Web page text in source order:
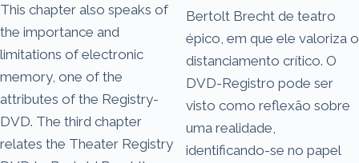
This chapter also speaks of
the importance and
limitations of electronic
memory, one of the
attributes of the Registry-
DVD. The third chapter
relates the Theater Registry
Bertolt Brecht de teatro
épico, em que ele valoriza o
distanciamento crítico. O
DVD-Registro pode ser
visto como reflexão sobre
uma realidade,
identificando-se no papel